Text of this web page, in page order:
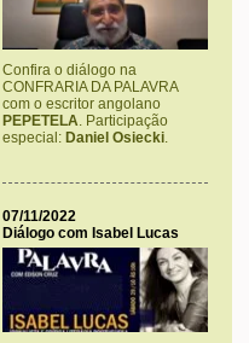
Confira o diálogo na
CONFRARIA DA PALAVRA
com o escritor angolano
PEPETELA. Participação
especial: Daniel Osiecki.
07/11/2022
Diálogo com Isabel Lucas